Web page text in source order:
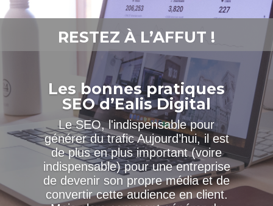
RESTEZ À L’AFFUT !
Les bonnes pratiques
SEO d’Ealis Digital
Le SEO, l'indispensable pour
générer du trafic Aujourd’hui, il est
de plus en plus important (voire
indispensable) pour une entreprise
de devenir son propre média et de
convertir cette audience en client.